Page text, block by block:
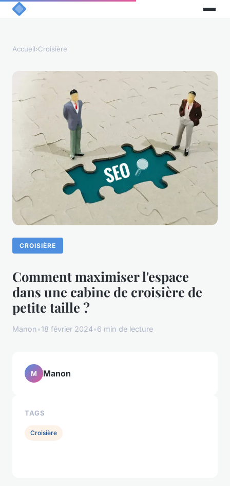
Accueil›Croisière
CROISIÈRE
Comment maximiser l'espace
dans une cabine de croisière de
petite taille ?
Manon•18 février 2024•6 min de lecture
M Manon
TAGS
Croisière